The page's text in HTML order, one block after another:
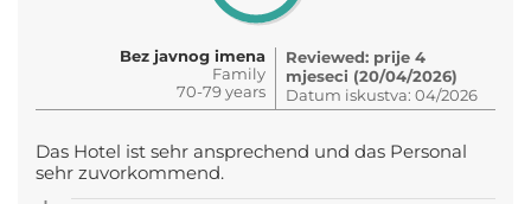
Bez javnog imena
Family
70-79 years
Reviewed: prije 4
mjeseci (20/04/2026)
Datum iskustva: 04/2026
Das Hotel ist sehr ansprechend und das Personal
sehr zuvorkommend.